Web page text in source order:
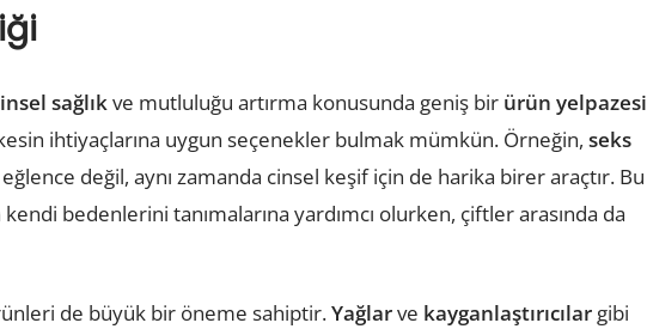
sağlık ve mutluluğu artırma konusunda geniş bir ürün yelpazesi
ihtiyaçlarına uygun seçenekler bulmak mümkün. Örneğin,seks
eğlence değil, aynı zamanda cinsel keşif için de harika birer araçtır. Bu
bedenlerini tanımalarına yardımcı olurken, çiftler arasında da
de büyük bir öneme sahiptir.Yağlarve kayganlaştırıcılar gibi